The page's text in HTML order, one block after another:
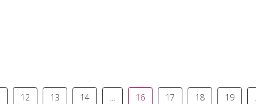
12 13 14 ... 16 17 18 19